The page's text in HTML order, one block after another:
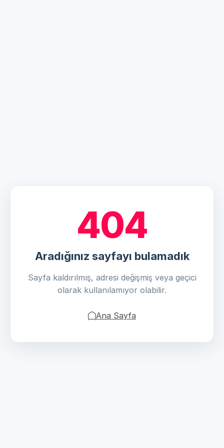
404
Aradığınız sayfayı bulamadık
Sayfa kaldırılmış, adresi değişmiş veya geçici
olarak kullanılamıyor olabilir.
Ana Sayfa